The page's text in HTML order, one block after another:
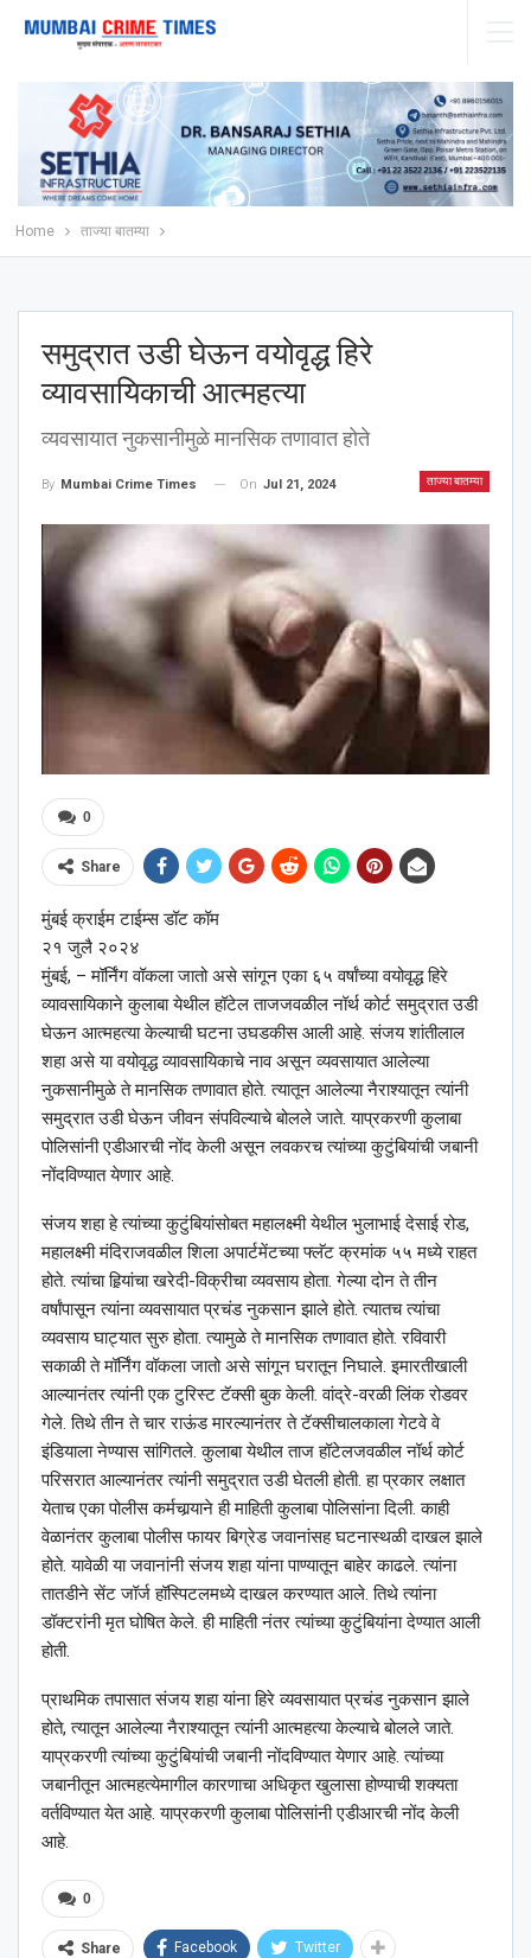
Home ताज्या बातम्या
समुद्रात उडी घेऊन वयोवृद्ध हिरे
व्यावसायिकाची आत्महत्या
व्यवसायात नुकसानीमुळे मानसिक तणावात होते
ताज्या बातम्या
By Mumbai Crime Times On Jul 21, 2024
0
Share
मुंबई क्राईम टाईम्स डॉट कॉम
२१ जुलै २०२४
मुंबई, – मॉर्निंग वॉकला जातो असे सांगून एका ६५ वर्षांच्या वयोवृद्ध हिरे
व्यावसायिकाने कुलाबा येथील हॉटेल ताजजवळील नॉर्थ कोर्ट समुद्रात उडी
घेऊन आत्महत्या केल्याची घटना उघडकीस आली आहे. संजय शांतीलाल
शहा असे या वयोवृद्ध व्यावसायिकाचे नाव असून व्यवसायात आलेल्या
नुकसानीमुळे ते मानसिक तणावात होते. त्यातून आलेल्या नैराश्यातून त्यांनी
समुद्रात उडी घेऊन जीवन संपविल्याचे बोलले जाते. याप्रकरणी कुलाबा
पोलिसांनी एडीआरची नोंद केली असून लवकरच त्यांच्या कुटुंबियांची जबानी
नोंदविण्यात येणार आहे.
संजय शहा हे त्यांच्या कुटुंबियांसोबत महालक्ष्मी येथील भुलाभाई देसाई रोड,
महालक्ष्मी मंदिराजवळील शिला अपार्टमेंटच्या फ्लॅट क्रमांक ५५ मध्ये राहत
होते. त्यांचा हिर्‍यांचा खरेदी-विक्रीचा व्यवसाय होता. गेल्या दोन ते तीन
वर्षांपासून त्यांना व्यवसायात प्रचंड नुकसान झाले होते. त्यातच त्यांचा
व्यवसाय घाट्यात सुरु होता. त्यामुळे ते मानसिक तणावात होते. रविवारी
सकाळी ते मॉर्निंग वॉकला जातो असे सांगून घरातून निघाले. इमारतीखाली
आल्यानंतर त्यांनी एक टुरिस्ट टॅक्सी बुक केली. वांद्रे-वरळी लिंक रोडवर
गेले. तिथे तीन ते चार राऊंड मारल्यानंतर ते टॅक्सीचालकाला गेटवे वे
इंडियाला नेण्यास सांगितले. कुलाबा येथील ताज हॉटेलजवळील नॉर्थ कोर्ट
परिसरात आल्यानंतर त्यांनी समुद्रात उडी घेतली होती. हा प्रकार लक्षात
येताच एका पोलीस कर्मचार्‍याने ही माहिती कुलाबा पोलिसांना दिली. काही
वेळानंतर कुलाबा पोलीस फायर बिग्रेड जवानांसह घटनास्थळी दाखल झाले
होते. यावेळी या जवानांनी संजय शहा यांना पाण्यातून बाहेर काढले. त्यांना
तातडीने सेंट जॉर्ज हॉस्पिटलमध्ये दाखल करण्यात आले. तिथे त्यांना
डॉक्टरांनी मृत घोषित केले. ही माहिती नंतर त्यांच्या कुटुंबियांना देण्यात आली
होती.
प्राथमिक तपासात संजय शहा यांना हिरे व्यवसायात प्रचंड नुकसान झाले
होते, त्यातून आलेल्या नैराश्यातून त्यांनी आत्महत्या केल्याचे बोलले जाते.
याप्रकरणी त्यांच्या कुटुंबियांची जबानी नोंदविण्यात येणार आहे. त्यांच्या
जबानीतून आत्महत्येमागील कारणाचा अधिकृत खुलासा होण्याची शक्यता
वर्तविण्यात येत आहे. याप्रकरणी कुलाबा पोलिसांनी एडीआरची नोंद केली
आहे.
0
Share Facebook Twitter